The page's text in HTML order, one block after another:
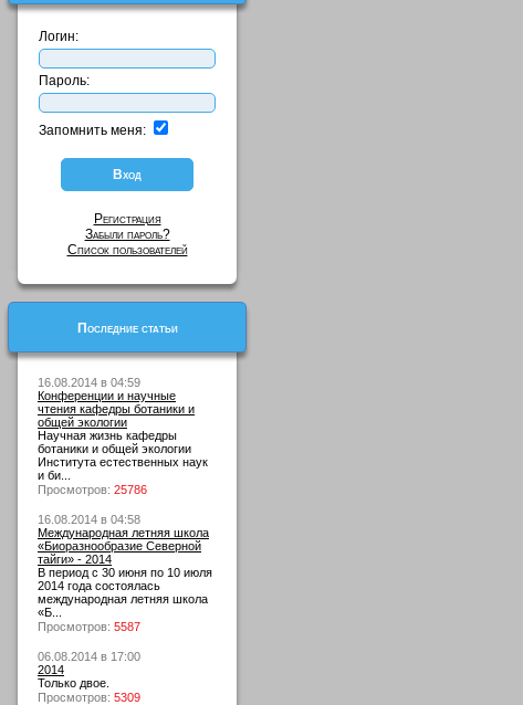
Логин:
Пароль:
Запомнить меня:
Регистрация
Забыли пароль?
Список пользователей
Последние статьи
16.08.2014 в 04:59
Конференции и научные
чтения кафедры ботаники и
общей экологии
Научная жизнь кафедры
ботаники и общей экологии
Института естественных наук
и би...
Просмотров: 25786
16.08.2014 в 04:58
Международная летняя школа
«Биоразнообразие Северной
тайги» - 2014
В период с 30 июня по 10 июля
2014 года состоялась
международная летняя школа
«Б...
Просмотров: 5587
06.08.2014 в 17:00
2014
Только двое.
Просмотров: 5309